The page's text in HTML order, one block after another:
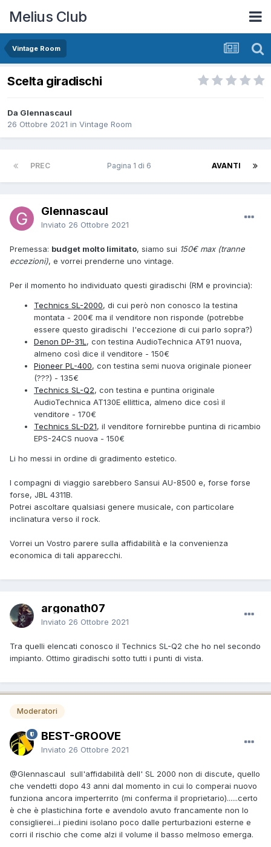
Melius Club
Vintage Room
Scelta giradischi
Da Glennascaul
26 Ottobre 2021 in Vintage Room
PREC AVANTI
Pagina 1 di 6
Glennascaul
Inviato 26 Ottobre 2021
Premessa: budget molto limitato, siamo sui 150€ max (tranne
eccezioni), e vorrei prenderne uno vintage.
Per il momento ho individuato questi giradischi (RM e provincia):
Technics SL-2000, di cui però non conosco la testina
montata - 200€ ma il venditore non risponde (potrebbe
essere questo giradischi l'eccezione di cui parlo sopra?)
Denon DP-31L, con testina AudioTechnica AT91 nuova,
almeno così dice il venditore - 150€
Pioneer PL-400, con testina semi nuova originale pioneer
(???) - 135€
Technics SL-Q2, con testina e puntina originale
AudioTechnica AT130E ellittica, almeno dice così il
venditore - 170€
Technics SL-D21, il venditore fornirebbe puntina di ricambio
EPS-24CS nuova - 150€
Li ho messi in ordine di gradimento estetico.
I compagni di viaggio sarebbero Sansui AU-8500 e, forse forse
forse, JBL 4311B.
Potrei ascoltare qualsiasi genere musicale, con particolare
inclinatura verso il rock.
Vorrei un Vostro parere sulla affidabilità e la convenienza
economica di tali apparecchi.
argonath07
Inviato 26 Ottobre 2021
Tra quelli elencati conosco il Technics SL-Q2 che ho nel secondo
impianto. Ottimo giradischi sotto tutti i punti di vista.
Moderatori
BEST-GROOVE
Inviato 26 Ottobre 2021
@Glennascaul sull'affidabilità dell' SL 2000 non di discute, quello
che vendetti dopo 43 anni dal momento in cui lo comperai nuovo
funziona ancora imperterrito (mi conferma il proprietario)......certo
è che è plastichina forte e avendolo avuto francamente non lo
consiglierei...i piedini isolano poco dalle perturbazioni esterne e
corri il rischio che come alzi il volume il basso melmoso emerga.